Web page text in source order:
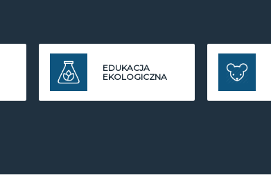
EDUKACJA
EKOLOGICZNA